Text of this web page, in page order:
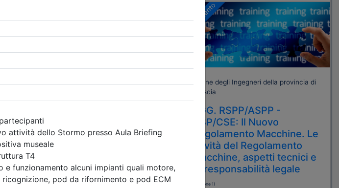
Gratuito
ROTATORIA: GEOMETRIA,
LIVELLO DI SERVIZIO E
SIMULAZIONI DEL
TRAFFICO
Crediti:4 cfp
A pagamento
Ordine degli Ingegneri della provincia di
Brescia
AGG. RSPP/ASPP -
CSP/CSE: Il Nuovo
Regolamento Macchine. Le
novità del Regolamento
macchine, aspetti tecnici e
di responsabilità legale
(edizione 1)